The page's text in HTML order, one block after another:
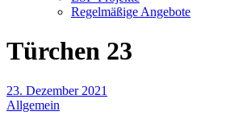
Regelmäßige Angebote
Türchen 23
23. Dezember 2021
Allgemein